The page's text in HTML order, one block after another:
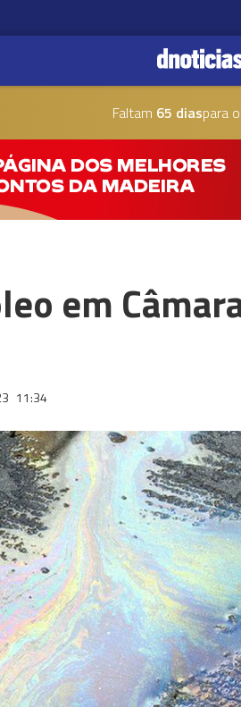
Faltam 65 diaspara
em
11:34